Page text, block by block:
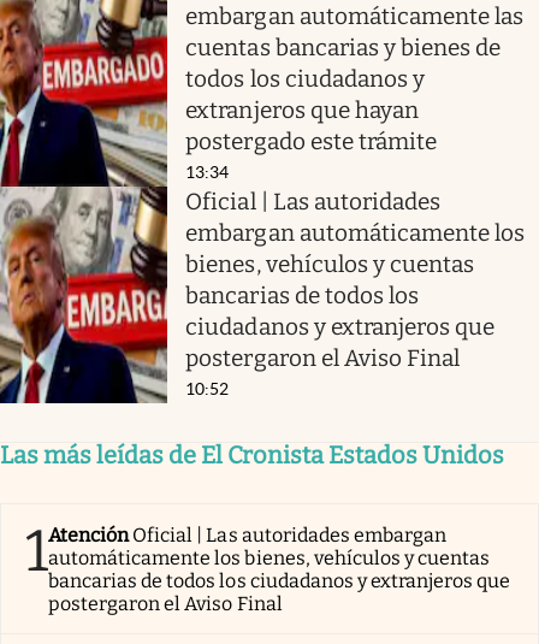
embargan automáticamente las
cuentas bancarias y bienes de
todos los ciudadanos y
extranjeros que hayan
postergado este trámite
13:34
Oficial | Las autoridades
embargan automáticamente los
bienes, vehículos y cuentas
bancarias de todos los
ciudadanos y extranjeros que
postergaron el Aviso Final
10:52
Las más leídas de El Cronista Estados Unidos
1AtenciónOficial | Las autoridades embargan
automáticamente los bienes, vehículos y cuentas
bancarias de todos los ciudadanos y extranjeros que
postergaron el Aviso Final